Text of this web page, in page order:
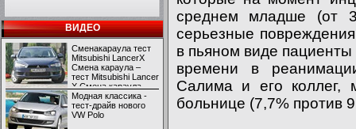
ВИДЕО
Сменакараула тест
Mitsubishi LancerX
Смена караула –
тест Mitsubishi Lancer
X Смена караула –
тест Mitsubishi Lancer
X
Модная классика -
тест-драйв нового
VW Polo
среднем младше (от
серьезные
в пьяном виде
времени в
Салима и его коллег,
больнице (7,7% против